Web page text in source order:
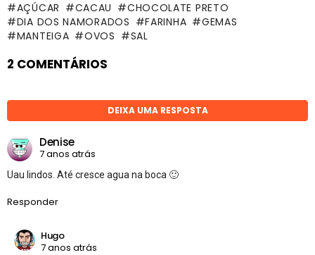
AÇÚCAR CACAU
CHOCOLATE PRETO
DIA DOS NAMORADOS
FARINHA
GEMAS
MANTEIGA
OVOS SAL
2 COMENTÁRIOS
DEIXA UMA RESPOSTA
Denise
7 anos atrás
Uau lindos. Até cresce agua na boca 🙂
Responder
Hugo
7 anos atrás